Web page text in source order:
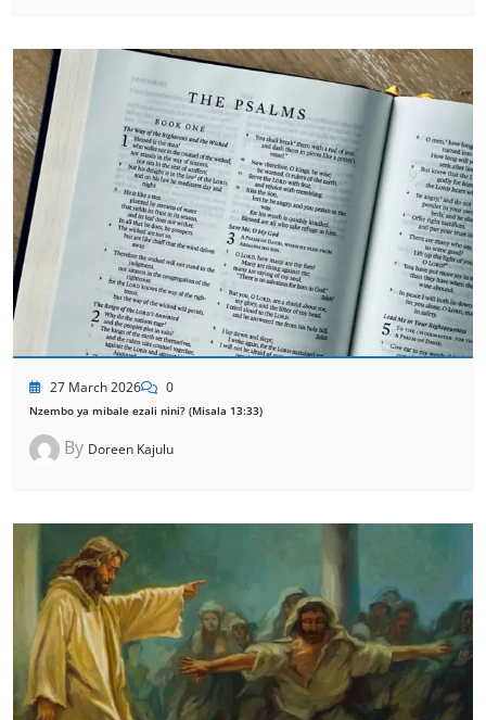
27 March 2026 0
Nzembo ya mibale ezali nini? (Misala 13:33)
By Doreen Kajulu